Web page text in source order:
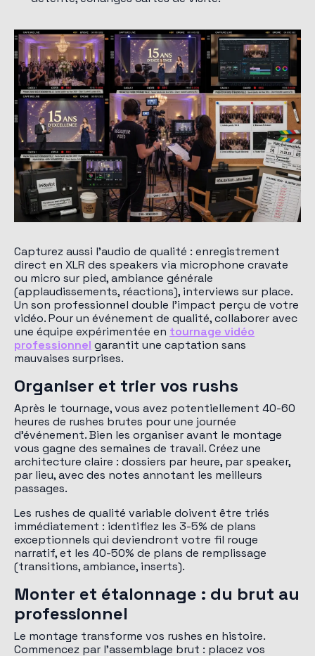
Capturez aussi l'audio de qualité : enregistrement
direct en XLR des speakers via microphone cravate
ou micro sur pied, ambiance générale
(applaudissements, réactions), interviews sur place.
Un son professionnel double l'impact perçu de votre
vidéo. Pour un événement de qualité, collaborer avec
une équipe expérimentée en tournage vidéo
professionnel garantit une captation sans
mauvaises surprises.
Organiser et trier vos rushs
Après le tournage, vous avez potentiellement 40-60
heures de rushes brutes pour une journée
d'événement. Bien les organiser avant le montage
vous gagne des semaines de travail. Créez une
architecture claire : dossiers par heure, par speaker,
par lieu, avec des notes annotant les meilleurs
passages.
Les rushes de qualité variable doivent être triés
immédiatement : identifiez les 3-5% de plans
exceptionnels qui deviendront votre fil rouge
narratif, et les 40-50% de plans de remplissage
(transitions, ambiance, inserts).
Monter et étalonnage : du brut au
professionnel
Le montage transforme vos rushes en histoire.
Commencez par l'assemblage brut : placez vos